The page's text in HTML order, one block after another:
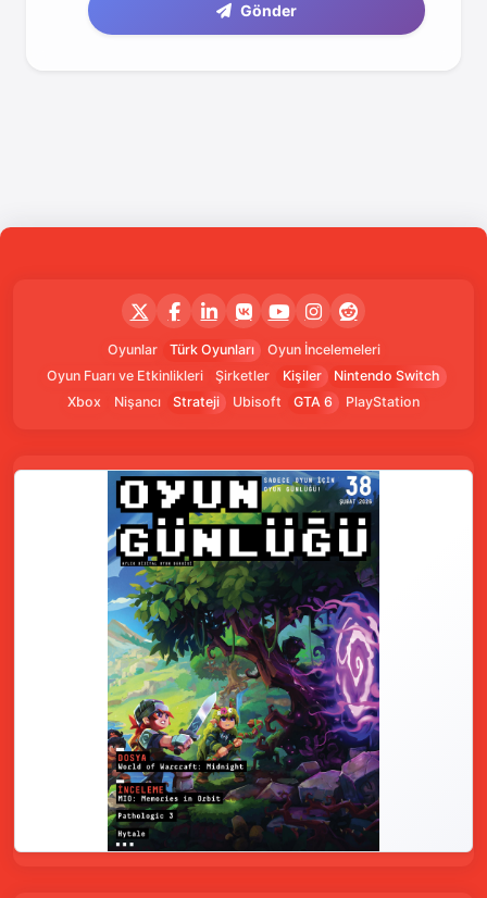
Gönder
Oyunlar Türk Oyunları
Oyun İncelemeleri
Oyun Fuarı ve Etkinlikleri
Şirketler Kişiler
Nintendo Switch
Xbox
Nişancı Strateji Ubisoft GTA 6 PlayStation